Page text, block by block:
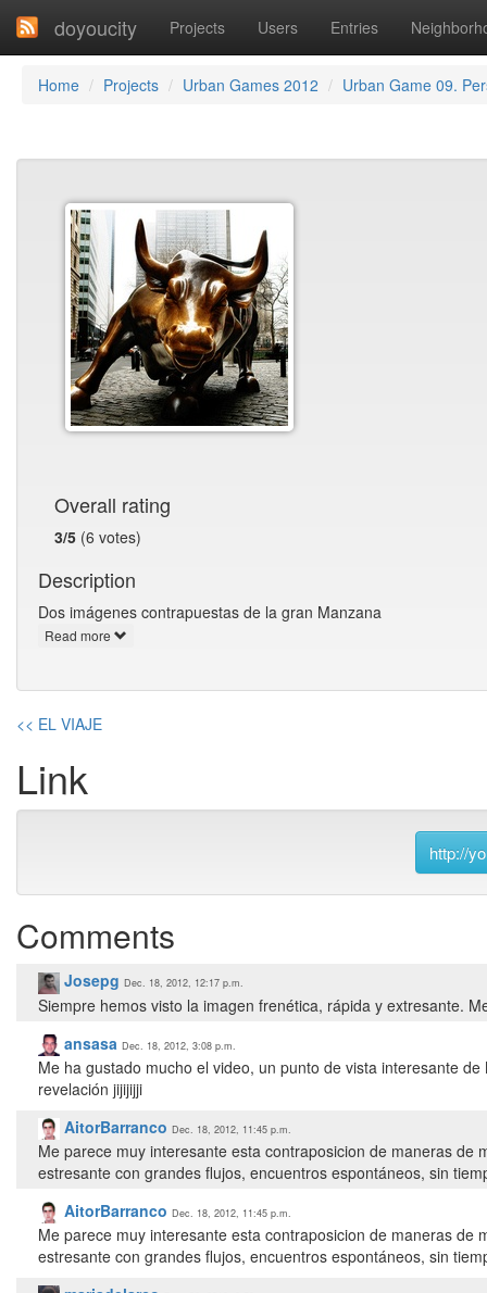
doyoucity Projects Users Entries
Home Projects Urban Games 2012 Urban Game 09.
Overall rating
3/5 (6 votes)
Description
Dos imágenes contrapuestas de la gran Manzana
Read more
<< EL VIAJE
Link
http://
Comments
Josepg Dec. 18, 2012, 12:17 p.m.
ansasa Dec. 18, 2012, 3:08 p.m.
Me ha gustado mucho el video, un punto de vista interesante
revelación jijijijji
AitorBarranco Dec. 18, 2012, 11:45 p.m.
Me parece muy interesante esta contraposicion de maneras
estresante con grandes flujos, encuentros espontáneos, sin
AitorBarranco Dec. 18, 2012, 11:45 p.m.
Me parece muy interesante esta contraposicion de maneras
estresante con grandes flujos, encuentros espontáneos, sin